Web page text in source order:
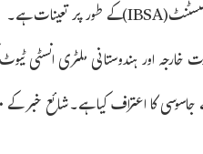
اور ہندوستانی ملٹری انسٹی
کا اعتراف کیا ہے۔شائع خبر کے